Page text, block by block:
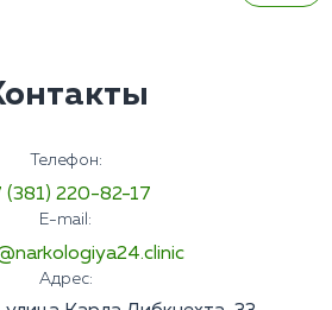
Телефон:
(381) 220-82-17
E-mail:
Адрес: